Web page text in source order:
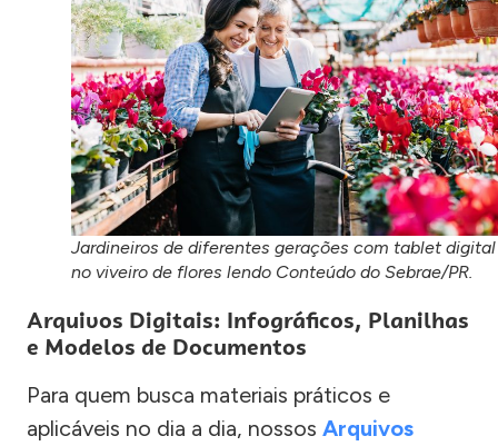
Jardineiros de diferentes gerações com tablet digital
no viveiro de flores lendo Conteúdo do Sebrae/PR.
Arquivos Digitais: Infográficos, Planilhas
e Modelos de Documentos
Para quem busca materiais práticos e
aplicáveis no dia a dia, nossos Arquivos